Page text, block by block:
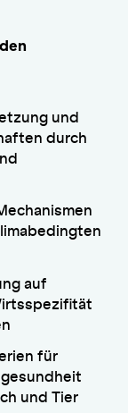
und
durch
auf
für
und Tier